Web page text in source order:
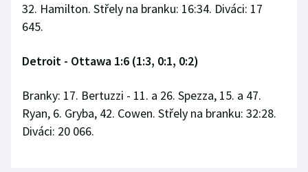
32. Hamilton. Střely na branku: 16:34. Diváci: 17
645.
Detroit - Ottawa 1:6 (1:3, 0:1, 0:2)
Branky: 17. Bertuzzi - 11. a 26. Spezza, 15. a 47.
Ryan, 6. Gryba, 42. Cowen. Střely na branku: 32:28.
Diváci: 20 066.